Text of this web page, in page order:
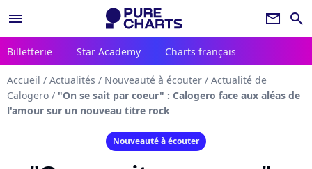
menu newsletter search
Billetterie Star Academy Charts français
Accueil / Actualités / Nouveauté à écouter / Actualité de
Calogero / "On se sait par coeur" : Calogero face aux aléas de
l'amour sur un nouveau titre rock
Nouveauté à écouter